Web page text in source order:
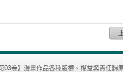
03卷】 漫畫作品各種版權、權益與責任歸